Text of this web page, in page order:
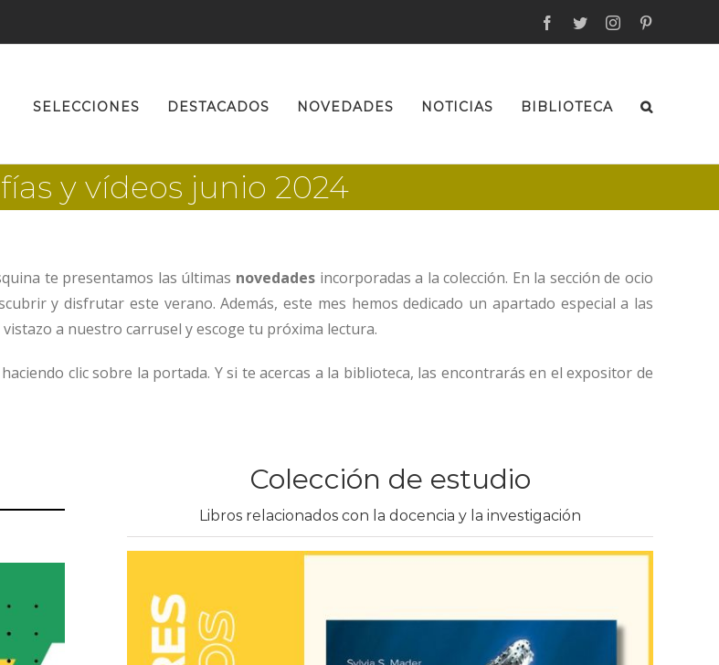
facebook
twitterinstagram
Buscar:
SELECCIONES DESTACADOS NOVEDADES NOTICIAS BIBLIOTECA
y vídeos junio 2024
te presentamos las últimas novedades incorporadas a la colección. En la sección de ocio
y disfrutar este verano. Además, este mes hemos dedicado un apartado especial a las
vistazo a nuestro carrusel y escoge tu próxima lectura.
haciendo clic sobre la portada. Y si te acercas a la biblioteca, las encontrarás en el expositor de
Colección de estudio
Libros relacionados con la docencia y la investigación